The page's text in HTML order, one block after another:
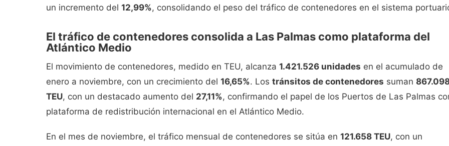
un incremento del 12,99%, consolidando el peso del tráfico de contenedores en el sistema
El tráfico de contenedores consolida a Las Palmas como plataforma del
Atlántico Medio
El movimiento de contenedores, medido en TEU, alcanza 1.421.526 unidades en el acumulado de
enero a noviembre, con un crecimiento del 16,65%. Los tránsitos de contenedores suman
TEU, con un destacado aumento del 27,11%, confirmando el papel de los Puertos de Las Palmas
plataforma de redistribución internacional en el Atlántico Medio.
En el mes de noviembre, el tráfico mensual de contenedores se sitúa en 121.658 TEU, con un